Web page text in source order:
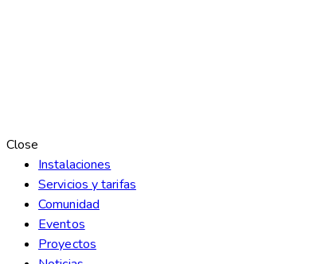
Close
Instalaciones
Servicios y tarifas
Comunidad
Eventos
Proyectos